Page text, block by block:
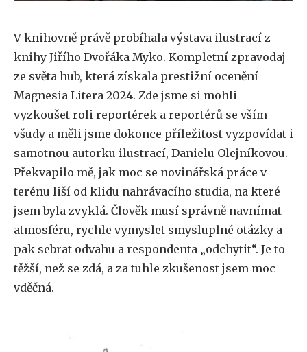
V knihovně právě probíhala výstava ilustrací z
knihy Jiřího Dvořáka Myko. Kompletní zpravodaj
ze světa hub, která získala prestižní ocenění
Magnesia Litera 2024. Zde jsme si mohli
vyzkoušet roli reportérek a reportérů se vším
všudy a měli jsme dokonce příležitost vyzpovídat i
samotnou autorku ilustrací, Danielu Olejníkovou.
Překvapilo mě, jak moc se novinářská práce v
terénu liší od klidu nahrávacího studia, na které
jsem byla zvyklá. Člověk musí správně navnímat
atmosféru, rychle vymyslet smysluplné otázky a
pak sebrat odvahu a respondenta „odchytit“. Je to
těžší, než se zdá, a za tuhle zkušenost jsem moc
vděčná.